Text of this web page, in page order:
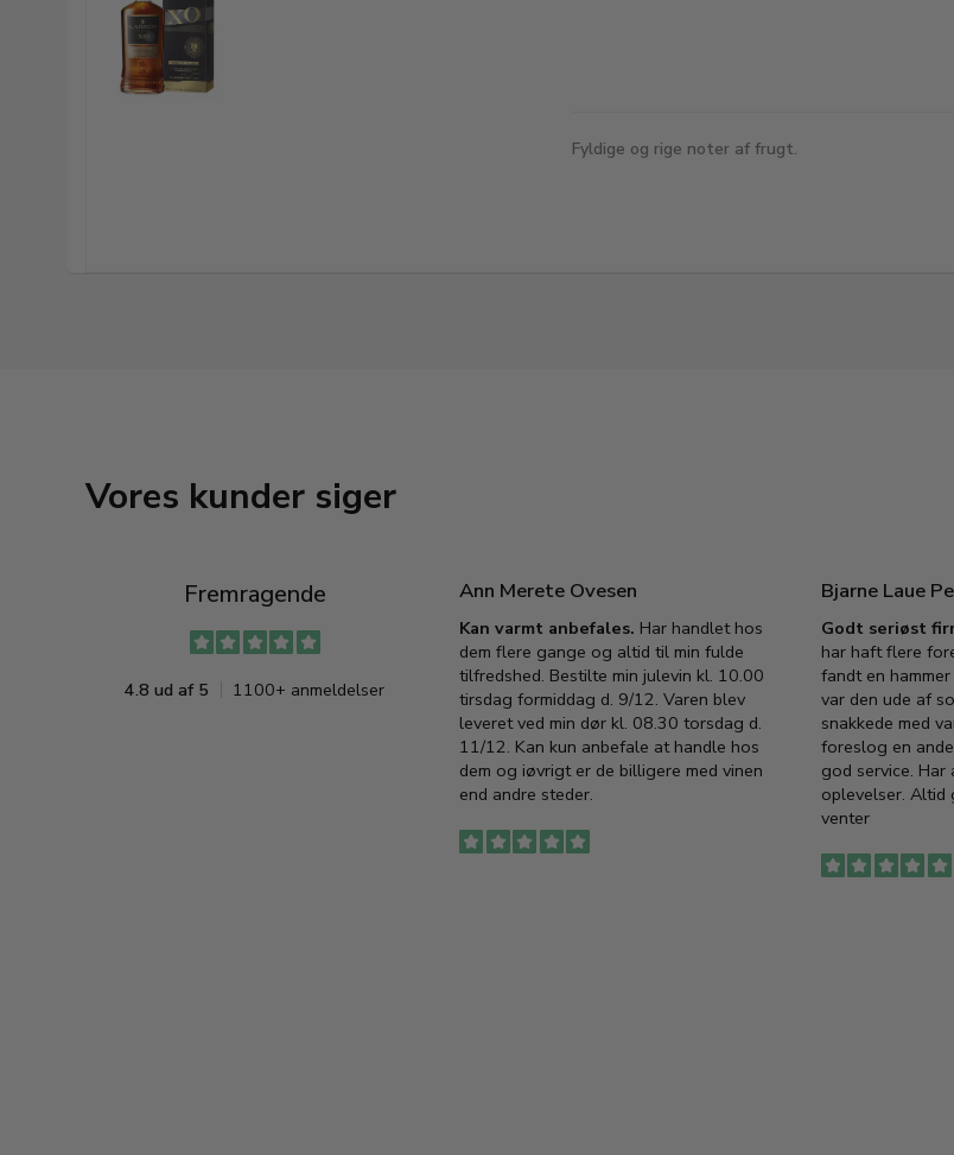
Fyldige og rige noter af frugt.
Vores kunder siger
Fremragende
4.8 ud af 5 1100+ anmeldelser
Ann Merete Ovesen
Kan varmt anbefales. Har handlet hos
dem flere gange og altid til min fulde
tilfredshed. Bestilte min julevin kl. 10.00
tirsdag formiddag d. 9/12. Varen blev
leveret ved min dør kl. 08.30 torsdag d.
11/12. Kan kun anbefale at handle hos
dem og iøvrigt er de billigere med vinen
end andre steder.
Bjarne Laue
Godt seriøst
har haft flere
fandt en
var den ude af
snakkede med
foreslog en
god service.
oplevelser. Altid
venter